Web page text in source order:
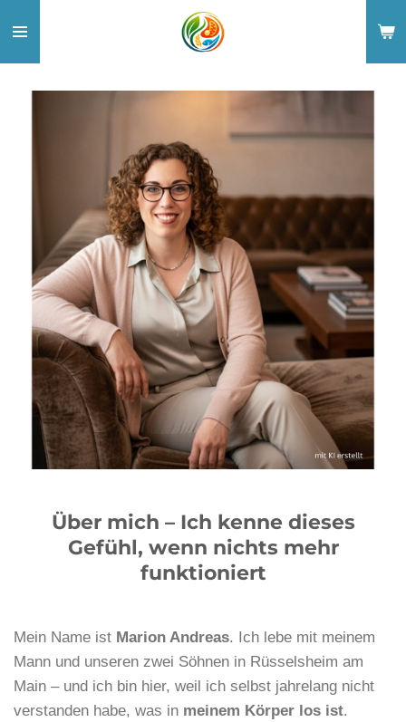
springen
Über mich – Ich kenne dieses
Gefühl, wenn nichts mehr
funktioniert
Mein Name ist Marion Andreas. Ich lebe mit meinem
Mann und unseren zwei Söhnen in Rüsselsheim am
Main – und ich bin hier, weil ich selbst jahrelang nicht
verstanden habe, was in meinem Körper los ist.